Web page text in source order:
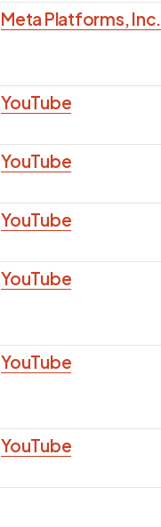
Meta Platforms, Inc.
YouTube
YouTube
YouTube
YouTube
YouTube
YouTube